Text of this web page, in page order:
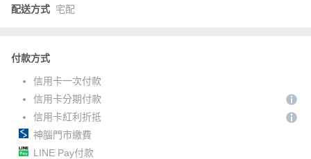
配送方式 宅配
付款方式
信用卡一次付款
信用卡分期付款
信用卡紅利折抵
神腦門市繳費
LINE Pay付款